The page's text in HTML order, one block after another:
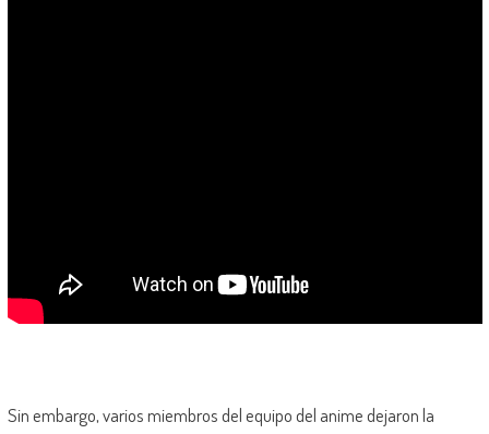
Sin embargo, varios miembros del equipo del anime dejaron la